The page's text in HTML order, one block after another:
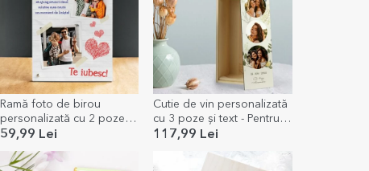
Ramă foto de birou
personalizată cu 2 poze și
text - Te iubesc!
59,99 Lei
Cutie de vin personalizată
cu 3 poze și text - Pentru
ea
117,99 Lei